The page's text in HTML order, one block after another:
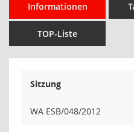
Informationen
TOP-Liste
Sitzung
WA ESB/048/2012